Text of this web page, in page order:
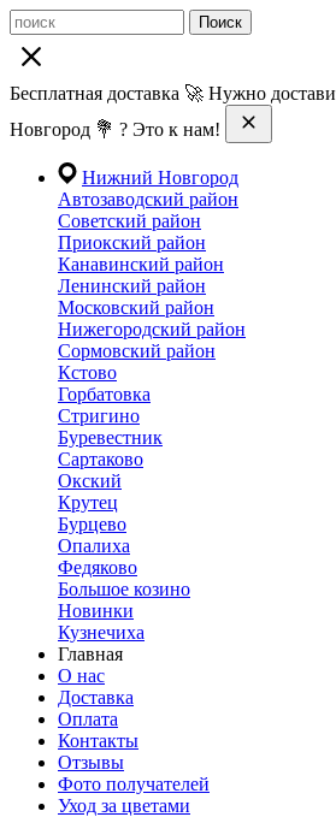
Поиск
Бесплатная доставка 🚀 Нужно
Новгород 💐 ? Это к нам!
Нижний Новгород
Автозаводский район
Советский район
Приокский район
Канавинский район
Ленинский район
Московский район
Нижегородский район
Сормовский район
Кстово
Горбатовка
Стригино
Буревестник
Сартаково
Окский
Крутец
Бурцево
Опалиха
Федяково
Большое козино
Новинки
Кузнечиха
Главная
О нас
Доставка
Оплата
Контакты
Отзывы
Фото получателей
Уход за цветами